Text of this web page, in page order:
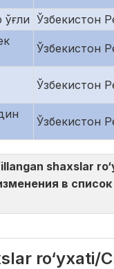
ўғли Ўзбекистон
Ўзбекистон
Ўзбекистон
Ўзбекистон
shaxslar
в
ro‘yxati/